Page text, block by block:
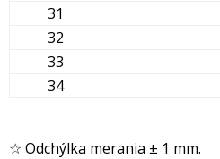
31
32
33
34
☆ Odchýlka merania ± 1 mm.